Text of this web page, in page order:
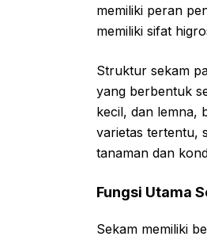
memiliki peran
memiliki sifat
Struktur sekam
yang berbentuk
kecil, dan lemna,
varietas tertentu,
tanaman dan
Fungsi Utama
Sekam memiliki